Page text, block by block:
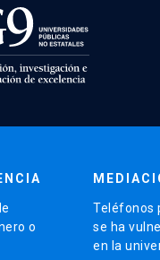
o
Teléfonos
se ha
en la